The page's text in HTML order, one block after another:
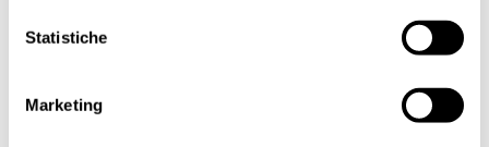
Statistiche
Marketing
5578-00